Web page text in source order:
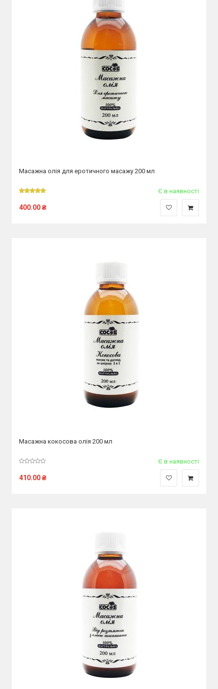
Масажна олія для еротичного масажу 200 мл
Є в наявності
400.00₴
Масажна кокосова олія 200 мл
Є в наявності
410.00₴